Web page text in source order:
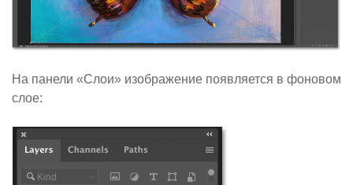
На панели «Слои» изображение появляется в фоновом
слое: